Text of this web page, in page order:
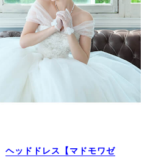
ヘッドドレス【マドモワゼ